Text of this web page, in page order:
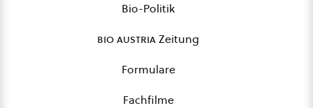
Bio-Politik
bio austriaZeitung
Formulare
Fachfilme